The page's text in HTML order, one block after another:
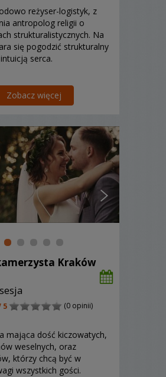
reżyser-logistyk, z
antropolog religii o
strukturalistycznych. Na
się pogodzić strukturalny
serca.
Zobacz więcej
Kraków
5
(0 opinii)
mająca dość kiczowatych,
weselnych, oraz
którzy chcą być w
wszystkich gości.